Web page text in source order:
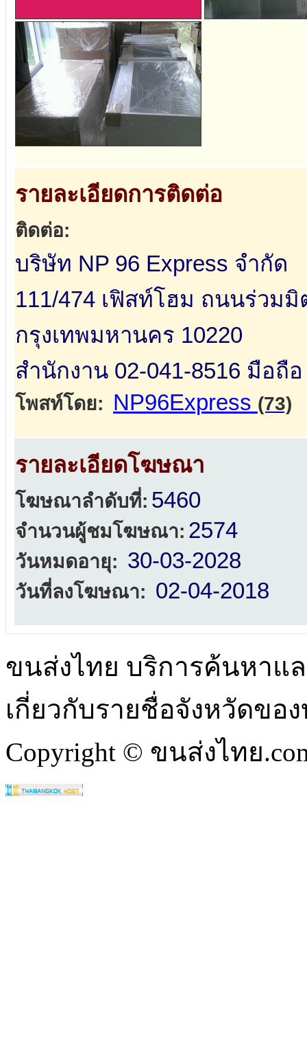
รายละเอียดการติดต่อ
ติดต่อ:
บริษัท NP 96 Express จำกัด
111/474 เฟิสท์โฮม ถนนร่วม
กรุงเทพมหานคร 10220
สำนักงาน 02-041-8516 มือถือ
โพสท์โดย: NP96Express (73)
รายละเอียดโฆษณา
โฆษณาลำดับที่: 5460
จำนวนผู้ชมโฆษณา: 2574
วันหมดอายุ: 30-03-2028
วันที่ลงโฆษณา: 02-04-2018
ขนส่งไทย บริการค้นหาแ
เกี่ยวกับรายชื่อจังหวัดขอ
Copyright © ขนส่งไทย